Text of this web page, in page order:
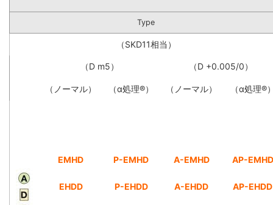
Type
（SKD11相当）
（D m5） （D +0.005/0）
（ノーマル） （α処理®） （ノーマル） （α処理®
EMHD
EHDD
P-EMHD
P-EHDD
A-EMHD
A-EHDD
AP-EMHD
AP-EHDD